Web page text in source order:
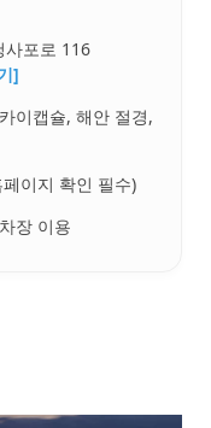
사포로 116
]
이캡슐, 해안 절경,
이지 확인 필수)
장 이용